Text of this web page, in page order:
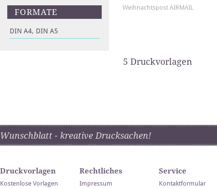
FORMATE
DIN A4, DIN A5
Weihnachtspost AIRMAIL
5 Druckvorlagen
Wunschblatt - kreative Drucksachen!
Druckvorlagen
Kostenlose Vorlagen
Rechtliches
Impressum
Service
Kontaktformular